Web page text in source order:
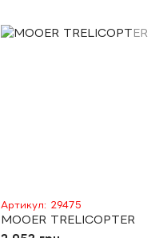
Артикул: 29475
MOOER TRELICOPTER